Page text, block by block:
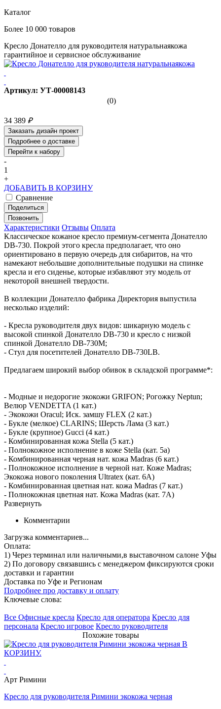
Каталог
Более 10 000 товаров
Кресло Донателло для руководителя натуральнаякожа
гарантийное и сервисное обслуживание
Артикул: УТ-00008143
(0)
34 389 ₽
Заказать дизайн проект
Подробнее о доставке
Перейти к набору
-
1
+
ДОБАВИТЬ В КОРЗИНУ
Сравнение
Поделиться
Позвонить
Характеристики Отзывы Оплата
Классическое кожаное кресло премиум-сегмента Донателло
DB-730. Покрой этого кресла предполагает, что оно
ориентировано в первую очередь для сибаритов, на что
намекают небольшие дополнительные подушки на спинке
кресла и его сиденье, которые избавляют эту модель от
некоторой внешней твердости.
В коллекции Донателло фабрика Директория выпустила
несколько изделий:
- Кресла руководителя двух видов: шикарную модель с
высокой спинкой Донателло DB-730 и кресло с низкой
спинкой Донателло DB-730M;
- Стул для посетителей Донателло DB-730LB.
Предлагаем широкий выбор обивок в складской программе*:
- Модные и недорогие экокожи GRIFON; Рогожку Neptun;
Велюр VENDETTA (1 кат.)
- Экокожи Oracul; Иск. замшу FLEX (2 кат.)
- Букле (мелкое) CLARINS; Шерсть Лама (3 кат.)
- Букле (крупное) Gucci (4 кат.)
- Комбинированная кожа Stella (5 кат.)
- Полнокожное исполнение в коже Stella (кат. 5а)
- Комбинированная черная нат. кожа Madras (6 кат.)
- Полнокожное исполнение в черной нат. Коже Madras;
Экокожа нового поколения Ultratex (кат. 6A)
- Комбинированная цветная нат. кожа Madras (7 кат.)
- Полнокожная цветная нат. Кожа Madras (кат. 7А)
Развернуть
Комментарии
Загрузка комментариев...
Оплата:
1) Через терминал или наличными,в выставочном салоне Уфы
2) По договору связавшись с менеджером фиксируются сроки
доставки и гарантии
Доставка по Уфе и Регионам
Подробнее про доставку и оплату
Ключевые слова:
Все Офисные кресла Кресло для оператора Кресло для
персонала Кресло игровое Кресло руководителя
Похожие товары
Арт Римини
Кресло для руководителя Римини экокожа черная